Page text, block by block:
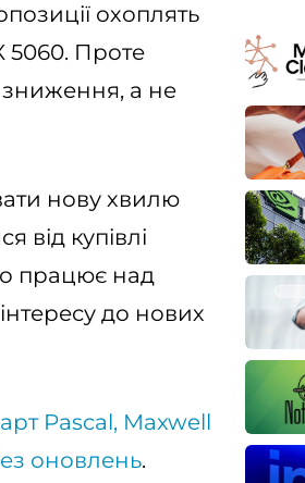
охоплять
5060. Проте
зниження, а не
нову хвилю
від купівлі
працює над
до нових
Pascal, Maxwell
оновлень.